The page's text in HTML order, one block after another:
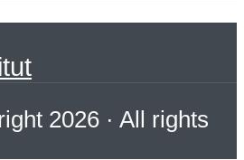
2026 · All rights